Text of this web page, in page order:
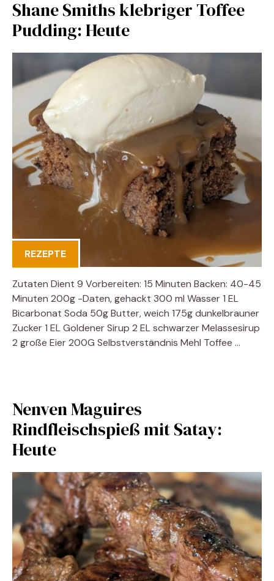
Shane Smiths klebriger Toffee
Pudding: Heute
REZEPTE
Zutaten Dient 9 Vorbereiten: 15 Minuten Backen: 40-45
Minuten 200g -Daten, gehackt 300 ml Wasser 1 EL
Bicarbonat Soda 50g Butter, weich 175g dunkelbrauner
Zucker 1 EL Goldener Sirup 2 EL schwarzer Melassesirup
2 große Eier 200G Selbstverständnis Mehl Toffee …
Nenven Maguires
Rindfleischspieß mit Satay:
Heute